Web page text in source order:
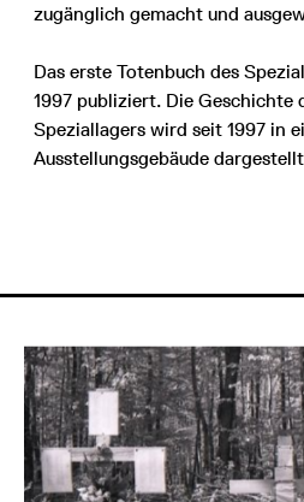
zugänglich gemacht und
Das erste Totenbuch des
1997 publiziert. Die Geschichte
Speziallagers wird seit 1997 in
Ausstellungsgebäude